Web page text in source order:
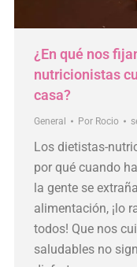
¿En qué nos
nutricionistas
casa?
General Por Rocio
Los dietistas-
por qué cuando
la gente se
alimentación, ¡lo
todos! Que nos
saludables no